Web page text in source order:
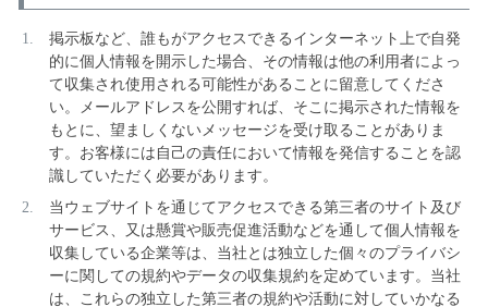
掲示板など、誰もがアクセスできるインターネット上で自発
的に個人情報を開示した場合、その情報は他の利用者によっ
て収集され使用される可能性があることに留意してくださ
い。メールアドレスを公開すれば、そこに掲示された情報を
もとに、望ましくないメッセージを受け取ることがありま
す。お客様には自己の責任において情報を発信することを認
識していただく必要があります。
当ウェブサイトを通じてアクセスできる第三者のサイト及び
サービス、又は懸賞や販売促進活動などを通して個人情報を
収集している企業等は、当社とは独立した個々のプライバシ
ーに関しての規約やデータの収集規約を定めています。当社
は、これらの独立した第三者の規約や活動に対していかなる